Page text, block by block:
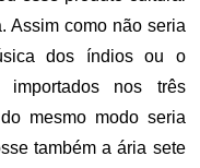
Assim como não seria
dos índios ou o
importados nos três
mesmo modo seria
também a ária sete